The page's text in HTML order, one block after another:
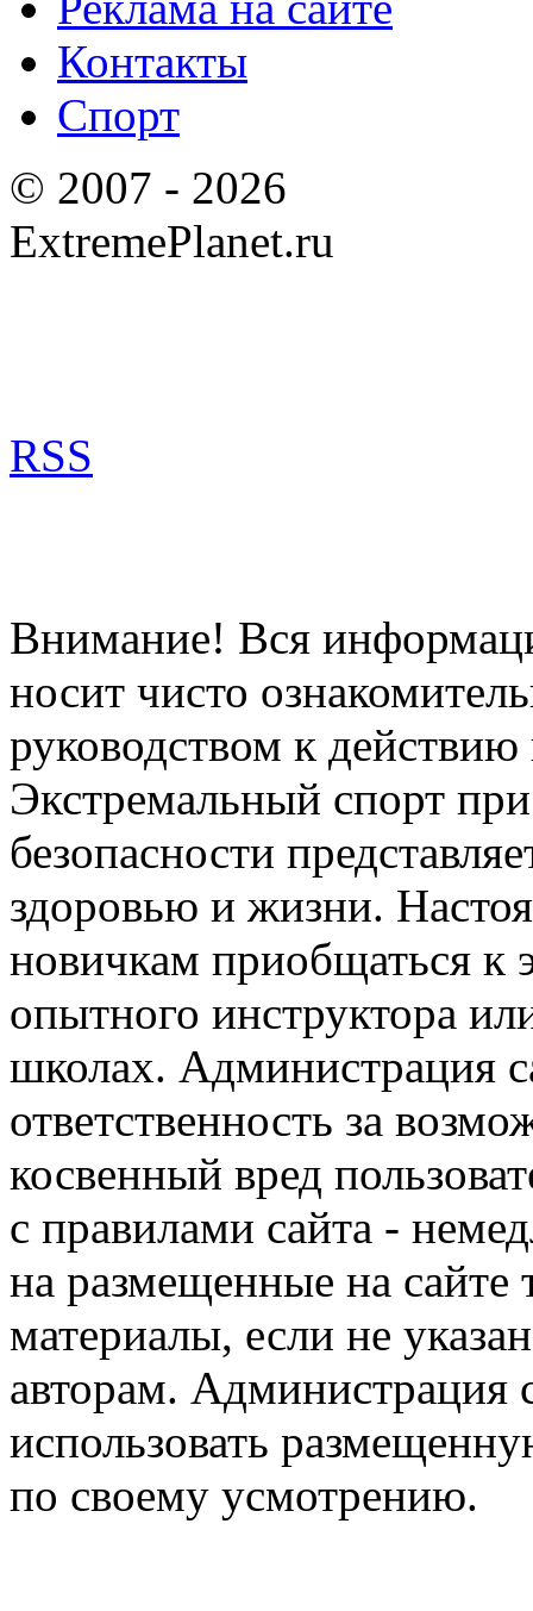
Контакты
Спорт
© 2007 - 2026
ExtremePlanet.ru
RSS
Внимание! Вся
носит чисто
руководством к
Экстремальный спорт
безопасности
здоровью и жизни.
новичкам приобщаться к
опытного инструктора
школах. Администрация
ответственность за
косвенный вред
с правилами сайта -
на размещенные на сайте
материалы, если не
авторам. Администрация
использовать
по своему усмотрению.